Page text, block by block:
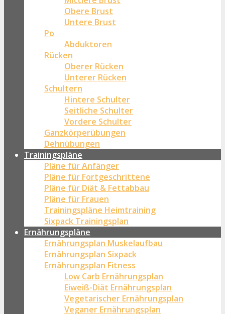
Obere Brust
Untere Brust
Po
Abduktoren
Rücken
Oberer Rücken
Unterer Rücken
Schultern
Hintere Schulter
Seitliche Schulter
Vordere Schulter
Ganzkörperübungen
Dehnübungen
Trainingspläne
Pläne für Anfänger
Pläne für Fortgeschrittene
Pläne für Diät & Fettabbau
Pläne für Frauen
Trainingspläne Heimtraining
Sixpack Trainingsplan
Ernährungspläne
Ernährungsplan Muskelaufbau
Ernährungsplan Sixpack
Ernährungsplan Fitness
Low Carb Ernährungsplan
Eiweiß-Diät Ernährungsplan
Vegetarischer Ernährungsplan
Veganer Ernährungsplan